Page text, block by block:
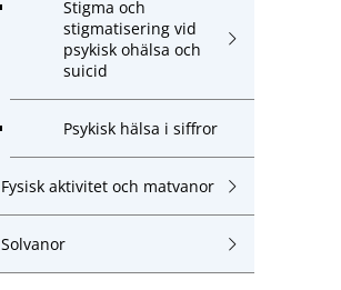
Stigma och
stigmatisering vid
psykisk ohälsa och
suicid
Psykisk hälsa i siffror
Fysisk aktivitet och matvanor
Solvanor